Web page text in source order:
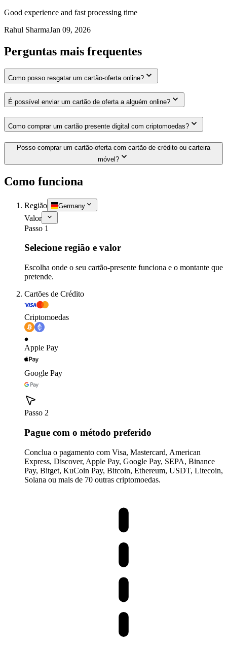
Good experience and fast processing time
Rahul SharmaJan 09, 2026
Perguntas mais frequentes
Como posso resgatar um cartão-oferta online?
É possível enviar um cartão de oferta a alguém online?
Como comprar um cartão presente digital com criptomoedas?
Posso comprar um cartão-oferta com cartão de crédito ou carteira
móvel?
Como funciona
Região Germany
Valor
Passo 1
Selecione região e valor
Escolha onde o seu cartão-presente funciona e o montante que
pretende.
Cartões de Crédito
Criptomoedas
Apple Pay
Google Pay
Passo 2
Pague com o método preferido
Conclua o pagamento com Visa, Mastercard, American
Express, Discover, Apple Pay, Google Pay, SEPA, Binance
Pay, Bitget, KuCoin Pay, Bitcoin, Ethereum, USDT, Litecoin,
Solana ou mais de 70 outras criptomoedas.